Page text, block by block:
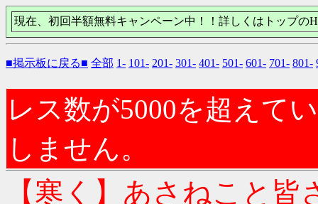
現在、初回半額無料キャンペーン中！！詳しくはトップの
■掲示板に戻る■ 全部 1- 101- 201- 301- 401- 501- 601- 701- 801-
レス数が5000を超えて
しません。
【寒く】あさねこと